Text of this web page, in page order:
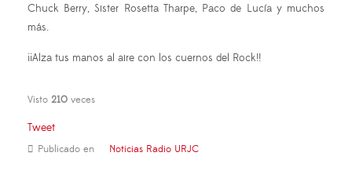
Chuck Berry, Sister Rosetta Tharpe, Paco de Lucía y muchos
más.
¡¡Alza tus manos al aire con los cuernos del Rock!!
Visto 210 veces
Tweet
Publicado en Noticias Radio URJC